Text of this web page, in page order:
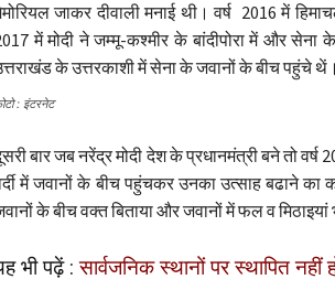
जाकर दीवाली मनाई थी। वर्ष 2016 में
में मोदी ने जम्मू-कश्मीर के बांदीपोरा में और सेना
के उत्तरकाशी में सेना के जवानों के बीच पहुंचे
: इंटरनेट
बार जब नरेंद्र मोदी देश के प्रधानमंत्री बने तो वर्ष
में जवानों के बीच पहुंचकर उनका उत्साह बढाने
के बीच वक्त बिताया और जवानों में फल व मिठाइयां
भी पढ़ें :सार्वजनिक स्थानों पर स्थापित